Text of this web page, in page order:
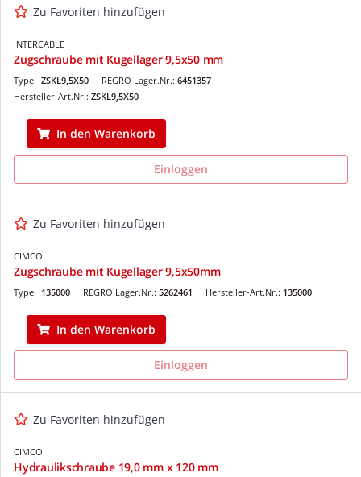
Zu Favoriten hinzufügen
INTERCABLE
Zugschraube mit Kugellager 9,5x50 mm
REGRO Lager.Nr.: 6451357
Type: ZSKL9,5X50
Hersteller-Art.Nr.: ZSKL9,5X50
In den Warenkorb
Einloggen
Zu Favoriten hinzufügen
CIMCO
Zugschraube mit Kugellager 9,5x50mm
REGRO Lager.Nr.: 5262461
Type: 135000 Hersteller-Art.Nr.: 135000
In den Warenkorb
Einloggen
Zu Favoriten hinzufügen
CIMCO
Hydraulikschraube 19,0 mm x 120 mm